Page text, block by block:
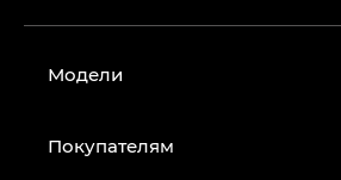
Модели
Покупателям